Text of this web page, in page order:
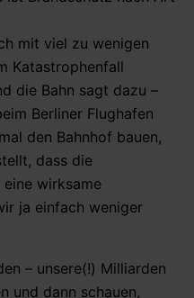
mit viel zu wenigen
Katastrophenfall
die Bahn sagt dazu –
Berliner Flughafen
den Bahnhof bauen,
dass die
wirksame
ja einfach weniger
– unsere(!) Milliarden
und dann schauen,